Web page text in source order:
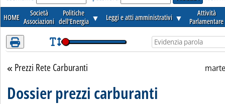
HOME
Società
Associazioni
Politiche
dell'Energia ▼ Leggi e atti amministrativi ▼
Attività
Parlamentare
Torna alla sezione
Prezzi Rete Carburanti
Dossier prezzi carburanti